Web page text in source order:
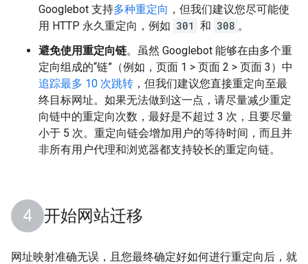
Googlebot 支持多种重定向 ，但我们建议您尽可能使
用 HTTP 永久重定向，例如 301 和 308 。
避免使用重定向链。虽然 Googlebot 能够在由多个重
定向组成的“链”（例如，页面 1 > 页面 2 > 页面 3）中
追踪最多 10 次跳转 ，但我们建议您直接重定向至最
终目标网址。如果无法做到这一点，请尽量减少重定
向链中的重定向次数，最好是不超过 3 次，且要尽量
小于 5 次。重定向链会增加用户的等待时间，而且并
非所有用户代理和浏览器都支持较长的重定向链。
开始网站迁移
网址映射准确无误，且您最终确定好如何进行重定向后，就